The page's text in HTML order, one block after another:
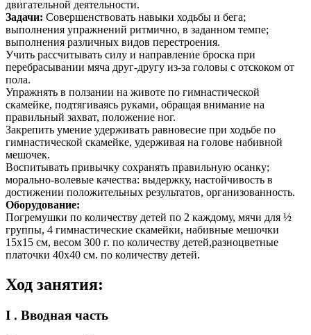
двигательной деятельности.
Задачи: Совершенствовать навыки ходьбы и бега;
выполнения упражнений ритмично, в заданном темпе;
выполнения различных видов перестроения.
Учить рассчитывать силу и направление броска при
перебрасывании мяча друг-другу из-за головы с отскоком от
пола.
Упражнять в ползании на животе по гимнастической
скамейке, подтягиваясь руками, обращая внимание на
правильный захват, положение ног.
Закрепить умение удерживать равновесие при ходьбе по
гимнастической скамейке, удерживая на голове набивной
мешочек.
Воспитывать привычку сохранять правильную осанку;
морально-волевые качества: выдержку, настойчивость в
достижении положительных результатов, организованность.
Оборудование:
Погремушки по количеству детей по 2 каждому, мячи для ½
группы, 4 гимнастические скамейки, набивные мешочки
15х15 см, весом 300 г. по количеству детей,разноцветные
платочки 40х40 см. по количеству детей.
Ход занятия:
I . Вводная часть